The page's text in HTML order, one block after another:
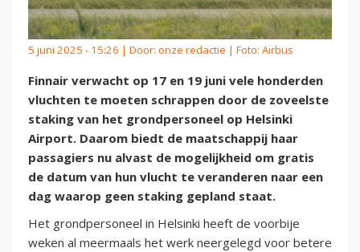
5 juni 2025 - 15:26 | Door: onze redactie | Foto: Airbus
Finnair verwacht op 17 en 19 juni vele honderden
vluchten te moeten schrappen door de zoveelste
staking van het grondpersoneel op Helsinki
Airport. Daarom biedt de maatschappij haar
passagiers nu alvast de mogelijkheid om gratis
de datum van hun vlucht te veranderen naar een
dag waarop geen staking gepland staat.
Het grondpersoneel in Helsinki heeft de voorbije
weken al meermaals het werk neergelegd voor betere